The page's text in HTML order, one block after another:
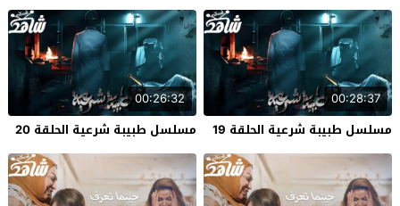
00:28:37
مسلسل طبيبة شرعية الحلقة 19
00:26:32
مسلسل طبيبة شرعية الحلقة 20